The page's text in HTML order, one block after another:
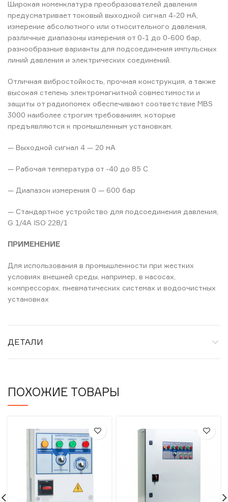
Широкая номенклатура преобразователей давления
предусматривает токовый выходной сигнал 4-20 мА,
измерение абсолютного или относительного давления,
различные диапазоны измерения от 0-1 до 0-600 бар,
разнообразные варианты для подсоединения импульсных
линий давления и электрических соединений.
Отличная вибростойкость, прочная конструкция, а также
высокая степень электромагнитной совместимости и
защиты от радиопомех обеспечивают соответствие MBS
3000 наиболее строгим требованиям, которые
предъявляются к промышленным установкам.
— Выходной сигнал 4 — 20 мА
— Рабочая температура от -40 до 85 C
— Диапазон измерения 0 — 600 бар
— Стандартное устройство для подсоединения давления,
G 1/4A ISO 228/1
ПРИМЕНЕНИЕ
Для использования в промышленности при жестких
условиях внешней среды, например, в насосах,
компрессорах, пневматических системах и водоочистных
установках
ДЕТАЛИ
ПОХОЖИЕ ТОВАРЫ